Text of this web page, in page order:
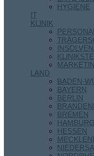
HYGIENE
IT
KLINIK
LAND
BADEN-
BAYERN
BERLIN
BREMEN
HAMBURG
HESSEN